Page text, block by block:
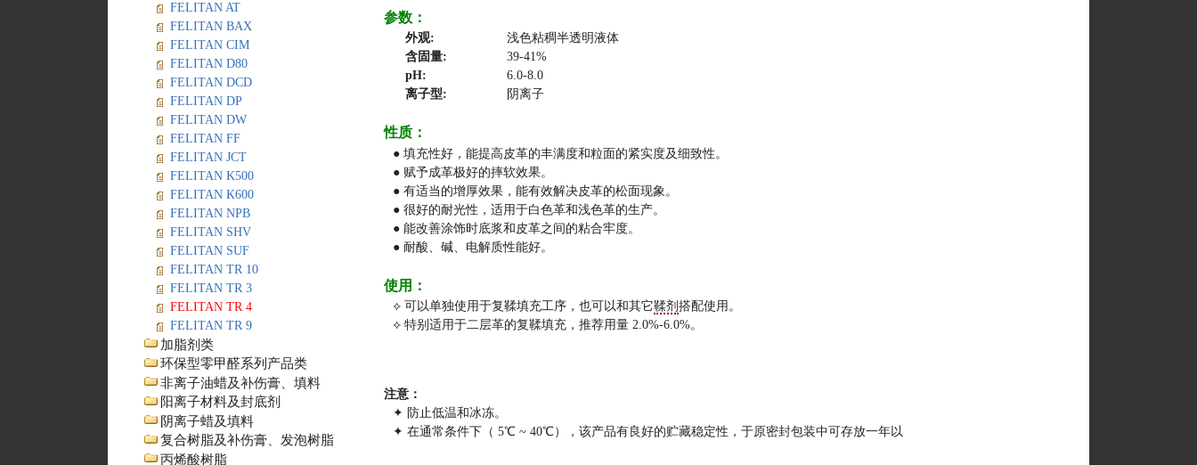
FELITAN AT
FELITAN BAX
FELITAN CIM
FELITAN D80
FELITAN DCD
FELITAN DP
FELITAN DW
FELITAN FF
FELITAN JCT
FELITAN K500
FELITAN K600
FELITAN NPB
FELITAN SHV
FELITAN SUF
FELITAN TR 10
FELITAN TR 3
FELITAN TR 4
FELITAN TR 9
加脂剂类
环保型零甲醛系列产品类
非离子油蜡及补伤膏、填料
阳离子材料及封底剂
阴离子蜡及填料
复合树脂及补伤膏、发泡树脂
丙烯酸树脂
参数：
外观:
浅色粘稠半透明液体
含固量:
39-41%
pH:
6.0-8.0
离子型:
阴离子
性质：
● 填充性好，能提高皮革的丰满度和粒面的紧实度及细致性。
● 赋予成革极好的摔软效果。
● 有适当的增厚效果，能有效解决皮革的松面现象。
● 很好的耐光性，适用于白色革和浅色革的生产。
● 能改善涂饰时底浆和皮革之间的粘合牢度。
● 耐酸、碱、电解质性能好。
使用：
⟡ 可以单独使用于复鞣填充工序，也可以和其它鞣剂搭配使用。
⟡ 特别适用于二层革的复鞣填充，推荐用量 2.0%-6.0%。
注意：
✦ 防止低温和冰冻。
✦ 在通常条件下（ 5℃ ~ 40℃），该产品有良好的贮藏稳定性，于原密封包装中可存放一年以